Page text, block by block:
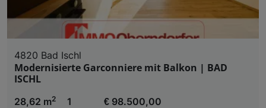
4820 Bad Ischl
Modernisierte Garconniere mit Balkon | BAD
ISCHL
28,62 m2
1 € 98.500,00